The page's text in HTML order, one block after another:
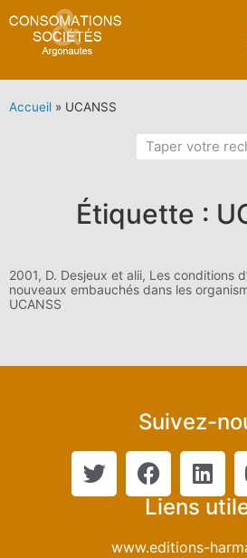
Accueil » UCANSS
Étiquette :
2001, D. Desjeux et alii, Les conditions
nouveaux embauchés dans les
UCANSS
Suivez-
Liens
www.editions-